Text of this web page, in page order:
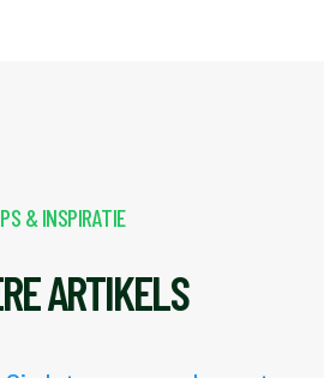
& INSPIRATIE
ARTIKELS